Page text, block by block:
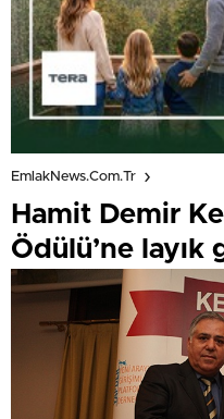
EmlakNews.com.tr
Hamit Demir
Ödülü’ne layık